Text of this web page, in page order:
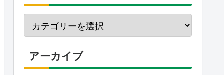
アーカイブ